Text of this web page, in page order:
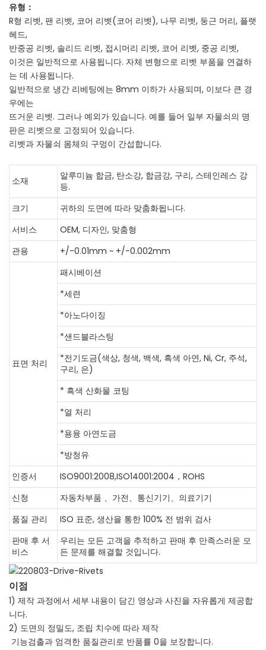
유형：
R형 리벳, 팬 리벳, 코어 리벳(코어 리벳), 나무 리벳, 둥근 머리, 플랫
헤드,
반중공 리벳, 솔리드 리벳, 접시머리 리벳, 코어 리벳, 중공 리벳,
이것은 일반적으로 사용됩니다. 자체 변형으로 리벳 부품을 연결하
는 데 사용됩니다.
일반적으로 냉간 리베팅에는 8mm 이하가 사용되며, 이보다 큰 경
우에는
뜨거운 리벳. 그러나 예외가 있습니다. 예를 들어 일부 자물쇠의 명
판은 리벳으로 고정되어 있습니다.
리벳과 자물쇠 몸체의 구멍이 간섭합니다.
소재 알루미늄 합금, 탄소강, 합금강, 구리, 스테인레스 강
등.
크기
귀하의 도면에 따라 맞춤화됩니다.
서비스
OEM, 디자인, 맞춤형
관용
+/-0.01mm ~ +/-0.002mm
표면 처리
패시베이션
*세련
*아노다이징
*샌드블라스팅
*전기도금(색상, 청색, 백색, 흑색 아연, Ni, Cr, 주석,
구리, 은)
* 흑색 산화물 코팅
*열 처리
*용융 아연도금
*방청유
인증서
ISO9001:2008,ISO14001:2004，ROHS
신청
자동차부품 、가전、통신기기、의료기기
품질 관리
ISO 표준, 생산을 통한 100% 전 범위 검사
판매 후 서
비스
우리는 모든 고객을 추적하고 판매 후 만족스러운 모
든 문제를 해결할 것입니다.
이점
1) 제작 과정에서 세부 내용이 담긴 영상과 사진을 자유롭게 제공합
니다.
2) 도면의 정밀도, 조립 치수에 따라 제작
기능검출과 엄격한 품질관리로 반품률 0을 보장합니다.